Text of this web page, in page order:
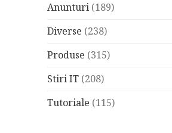
Anunturi (189)
Diverse (238)
Produse (315)
Stiri IT (208)
Tutoriale (115)